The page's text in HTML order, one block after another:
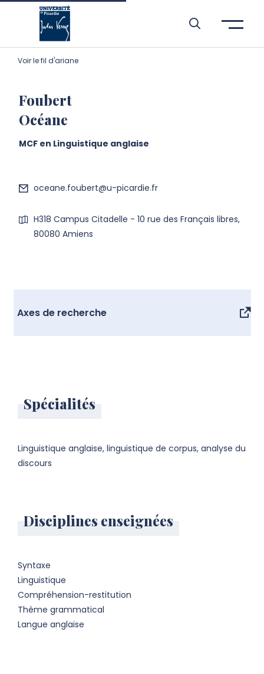
Aller à l’entête de page
Aller au menu principale
Aller au contenu principal
Aller à la recherche
Passer aux cookies
Aller au pied de page
Voir le fil d'ariane
Foubert
Océane
MCF en Linguistique anglaise
oceane.foubert@u-picardie.fr
H318 Campus Citadelle - 10 rue des Français libres,
80080 Amiens
Axes de recherche
Spécialités
Linguistique anglaise, linguistique de corpus, analyse du
discours
Disciplines enseignées
Syntaxe
Linguistique
Compréhension-restitution
Thème grammatical
Langue anglaise